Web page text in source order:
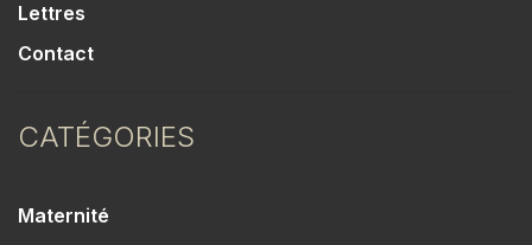
Lettres
Contact
CATÉGORIES
Maternité